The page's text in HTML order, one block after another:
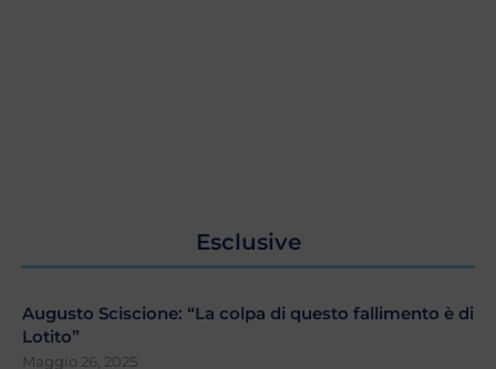
Esclusive
Augusto Sciscione: “La colpa di questo fallimento è di
Lotito”
Maggio 26, 2025